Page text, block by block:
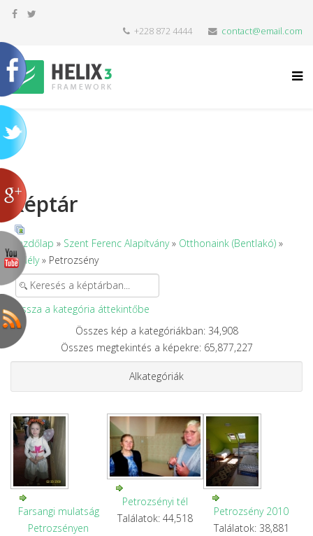
+228 872 4444 contact@email.com
Képtár
Kezdőlap » Szent Ferenc Alapítvány» Otthonaink (Bentlakó) »
Erdély» Petrozsény
Vissza a kategória áttekintőbe
Összes kép a kategóriákban: 34,908
Összes megtekintés a képekre: 65,877,227
Alkategóriák
Farsangi mulatság
Petrozsényen
Petrozsényi tél
Találatok: 44,518
Petrozsény 2010
Találatok: 38,881